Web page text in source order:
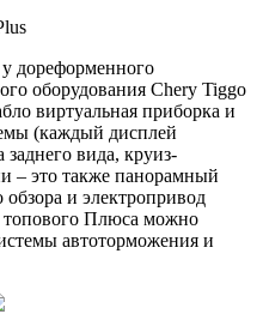
дореформенного
оборудования Chery Tiggo
виртуальная приборка и
(каждый дисплей
вида, круиз-
– это также панорамный
и электропривод
топового Плюса можно
автоторможения и